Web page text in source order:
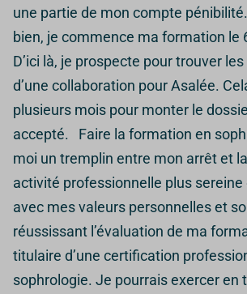
une partie de mon compte
bien, je commence ma formation le
D’ici là, je prospecte pour trouver
d’une collaboration pour Asalée.
plusieurs mois pour monter le
accepté. Faire la formation en
moi un tremplin entre mon arrêt et
activité professionnelle plus sereine
avec mes valeurs personnelles et
réussissant l’évaluation de ma
titulaire d’une certification
sophrologie. Je pourrais exercer en